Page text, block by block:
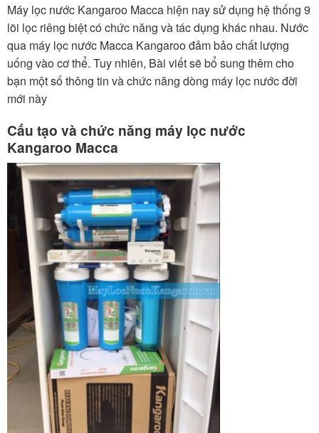
Máy lọc nước Kangaroo Macca hiện nay sử dụng hệ thống 9
lõi lọc riêng biệt có chức năng và tác dụng khác nhau. Nước
qua máy lọc nước Macca Kangaroo đảm bảo chất lượng
uống vào cơ thể. Tuy nhiên, Bài viết sẽ bổ sung thêm cho
bạn một số thông tin và chức năng dòng máy lọc nước đời
mới này
Cấu tạo và chức năng máy lọc nước
Kangaroo Macca